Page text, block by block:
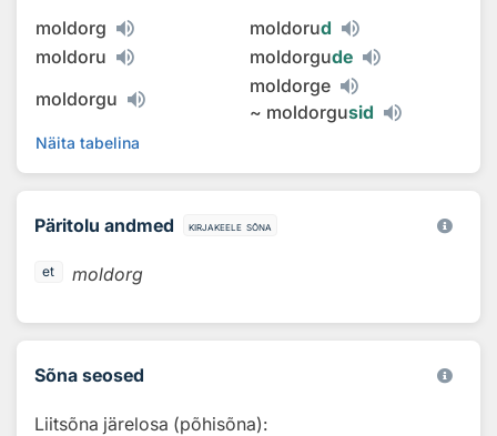
moldorg moldorud
moldoru
moldorgude
moldorgu
moldorge
~ moldorgusid
Näita tabelina
Päritolu andmed kirjakeele sõna
et moldorg
Sõna seosed
Liitsõna järelosa (põhisõna):